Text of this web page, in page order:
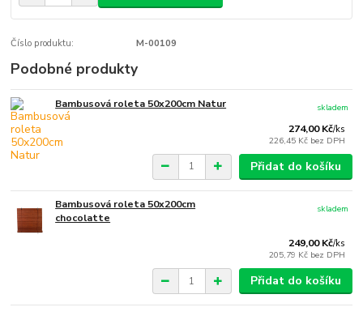
Číslo produktu: M-00109
Podobné produkty
Bambusová roleta 50x200cm Natur
274,00 Kč/ks
226,45 Kč bez DPH
skladem
Přidat do košíku
Bambusová roleta 50x200cm
chocolatte
249,00 Kč/ks
205,79 Kč bez DPH
skladem
Přidat do košíku